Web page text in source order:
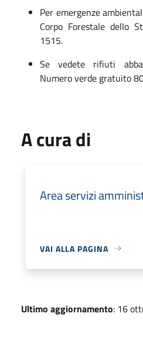
Per emergenze
Corpo Forestale dello
1515.
Se vedete rifiuti
Numero verde gratuito
A cura di
Area servizi
VAI ALLA PAGINA
Ultimo aggiornamento: 16